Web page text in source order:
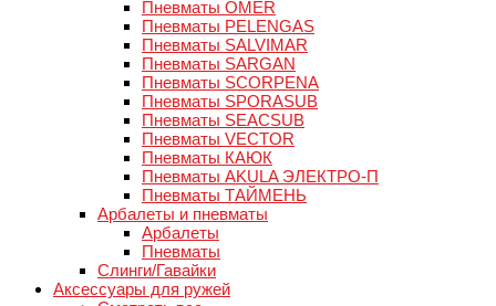
Пневматы OMER
Пневматы PELENGAS
Пневматы SALVIMAR
Пневматы SARGAN
Пневматы SCORPENA
Пневматы SPORASUB
Пневматы SEACSUB
Пневматы VECTOR
Пневматы КАЮК
Пневматы AKULA ЭЛЕКТРО-П
Пневматы ТАЙМЕНЬ
Арбалеты и пневматы
Арбалеты
Пневматы
Слинги/Гавайки
Аксессуары для ружей